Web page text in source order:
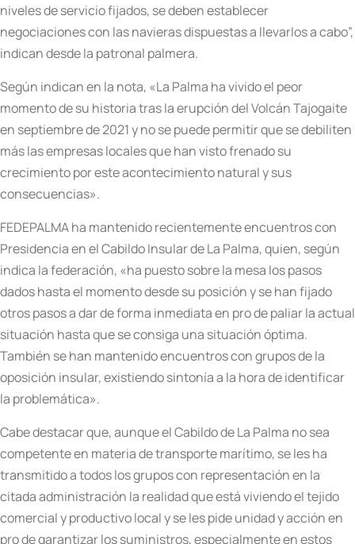
niveles de servicio fijados, se deben establecer
negociaciones con las navieras dispuestas a llevarlos a cabo”,
indican desde la patronal palmera.
Según indican en la nota, «La Palma ha vivido el peor
momento de su historia tras la erupción del Volcán Tajogaite
en septiembre de 2021 y no se puede permitir que se debiliten
más las empresas locales que han visto frenado su
crecimiento por este acontecimiento natural y sus
consecuencias».
FEDEPALMA ha mantenido recientemente encuentros con
Presidencia en el Cabildo Insular de La Palma, quien, según
indica la federación, «ha puesto sobre la mesa los pasos
dados hasta el momento desde su posición y se han fijado
otros pasos a dar de forma inmediata en pro de paliar la actual
situación hasta que se consiga una situación óptima.
También se han mantenido encuentros con grupos de la
oposición insular, existiendo sintonía a la hora de identificar
la problemática».
Cabe destacar que, aunque el Cabildo de La Palma no sea
competente en materia de transporte marítimo, se les ha
transmitido a todos los grupos con representación en la
citada administración la realidad que está viviendo el tejido
comercial y productivo local y se les pide unidad y acción en
pro de garantizar los suministros, especialmente en estos